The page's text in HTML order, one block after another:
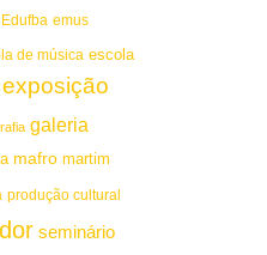
Edufba emus
de música escola
exposição
galeria
mafro martim
produção cultural
seminário